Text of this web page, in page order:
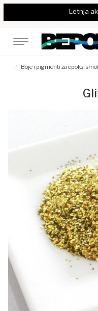
Letnja
Boje i pigmenti za epoksi